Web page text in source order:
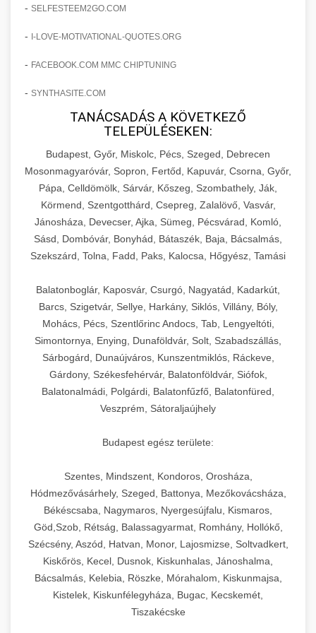
amelyek valós eredményeket hoznak.
szonyegtisztito.net
marketing stratégiai tervrajz
útjáról, bemutatva az utat a küzdő praxistól a
virágzó vállalkozásig 150%-os növekedéssel.
klinika átalakulási történet
Érdeklődés 150%-os Fokozása
Technikák és módszerek a páciensek
érdeklődésének és elkötelezettségének drámai
növeléséhez. Egy 150%-os fellendülési
esettanulmány gyakorlati betekintésekkel.
weboldal-keszites.co
elkötelezettség erősítési módszerek
🎮 19. AI Google Ads és Meta
Kampány Kezelés
Fejlett AI-alapú Google Ads és Meta hirdetési
kampánykezelés. Optimalizálja hirdetési
költségvetését gépi tanulással és
automatizálással.
aikampany.hu AI hirdetési automatizálás
🍞 20. Ipari Dagasztógép +
Professzionális ipari dagasztógépek és
tésztakeverő gépek pékségek és kereskedelmi
konyhák számára. Masszív konstrukció
megbízható teljesítményhez.
chef-iparikonyhagepek.hu
kereskedelmi tésztakeverő
🔪 21. Ipari Szeletelőgép +
Ipari hús- és sajtszeletelő gépek professzionális
élelmiszer-előkészítéshez. Precíziós vágás
állítható vastagság beállítással.
chef-iparikonyhagepek.hu
professzionális élelmiszer szeletelő
📦 22. Vákuumozó Gép +
Kereskedelmi vákuumcsomagoló berendezések
élelmiszerek tartósításához. Hosszabbítsa a
szavatossági időt és tartsa meg a termék
frissességét.
🎁 23. Vákuumfóliázó Gép +
Ipari vákuumfóliázó gépek professzionális
Hatékony lezárási és tartósítási megoldások.
chef-iparikonyhagepek.hu
kereskedelmi csomagoló gép
professzionális konyhák számára. Nagy
kapacitású sütő- és főzőberendezés precíz
hőmérséklet-szabályozással.
chef-iparikonyhagepek.hu
kereskedelmi sütősütő
❄️ 25. Ipari Hűtőszekrény +
Professzionális hűtőegységek és hűtőkamrák
kereskedelmi konyhák számára.
Energiahatékony hűtési megoldások nagy
kapacitással.
chef-iparikonyhagepek.hu
💧 26. Ipari Mosogatógép +
Kereskedelmi mosogatóberendezések nagy
forgalmú éttermi műveletekhez. Gyors tisztítási
ciklusok fertőtlenítési képességekkel.
🧀 27. Ipari Sajtreszelő Gép +
- SELFESTEEM2GO.COM
- I-LOVE-MOTIVATIONAL-QUOTES.ORG
- FACEBOOK.COM MMC CHIPTUNING
- SYNTHASITE.COM
TANÁCSADÁS A KÖVETKEZŐ
TELEPÜLÉSEKEN:
Budapest, Győr, Miskolc, Pécs, Szeged, Debrecen
Mosonmagyaróvár, Sopron, Fertőd, Kapuvár, Csorna, Győr,
Pápa, Celldömölk, Sárvár, Kőszeg, Szombathely, Ják,
Körmend, Szentgotthárd, Csepreg, Zalalövő, Vasvár,
Jánosháza, Devecser, Ajka, Sümeg, Pécsvárad, Komló,
Sásd, Dombóvár, Bonyhád, Bátaszék, Baja, Bácsalmás,
Szekszárd, Tolna, Fadd, Paks, Kalocsa, Hőgyész, Tamási
Balatonboglár, Kaposvár, Csurgó, Nagyatád, Kadarkút,
Barcs, Szigetvár, Sellye, Harkány, Siklós, Villány, Bóly,
Mohács, Pécs, Szentlőrinc Andocs, Tab, Lengyeltóti,
Simontornya, Enying, Dunaföldvár, Solt, Szabadszállás,
Sárbogárd, Dunaújváros, Kunszentmiklós, Ráckeve,
Gárdony, Székesfehérvár, Balatonföldvár, Siófok,
Balatonalmádi, Polgárdi, Balatonfűzfő, Balatonfüred,
Veszprém, Sátoraljaújhely
Budapest egész területe:
Szentes, Mindszent, Kondoros, Orosháza,
Hódmezővásárhely, Szeged, Battonya, Mezőkovácsháza,
Békéscsaba, Nagymaros, Nyergesújfalu, Kismaros,
Göd,Szob, Rétság, Balassagyarmat, Romhány, Hollókő,
Szécsény, Aszód, Hatvan, Monor, Lajosmizse, Soltvadkert,
Kiskőrös, Kecel, Dusnok, Kiskunhalas, Jánoshalma,
Bácsalmás, Kelebia, Röszke, Mórahalom, Kiskunmajsa,
Kistelek, Kiskunfélegyháza, Bugac, Kecskemét,
Tiszakécske